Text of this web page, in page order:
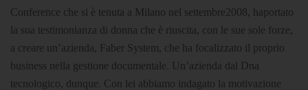
Conference che si è tenuta a Milano nel settembre2008, haportato
la sua testimonianza di donna che è riuscita, con le sue sole forze,
a creare un’azienda, Faber System, che ha focalizzato il proprio
business nella gestione documentale. Un’azienda dal Dna
tecnologico, dunque. Con lei abbiamo indagato la motivazione